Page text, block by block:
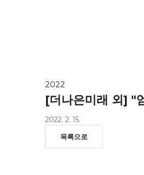
2022
[더나은미래 외] "
2022. 2. 15.
목록으로